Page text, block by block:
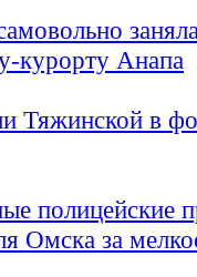
курорту Анапа
Тяжинской в
полицейские
Омска за